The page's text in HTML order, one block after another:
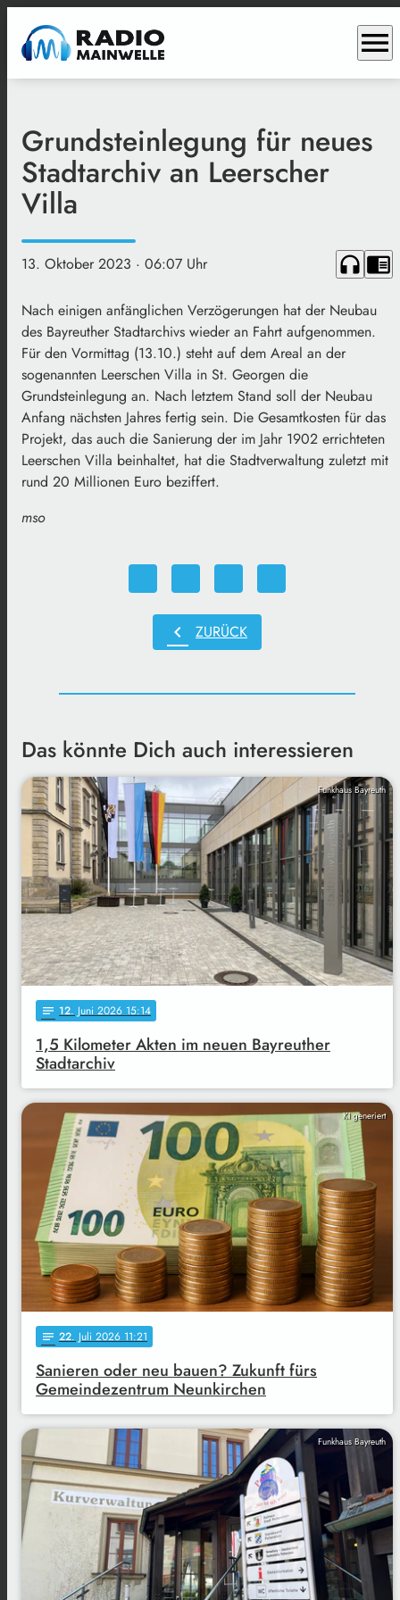
menu
Grundsteinlegung für neues
Stadtarchiv an Leerscher
Villa
13. Oktober 2023 · 06:07 Uhr headphones chrome_reader_mode
Nach einigen anfänglichen Verzögerungen hat der Neubau
des Bayreuther Stadtarchivs wieder an Fahrt aufgenommen.
Für den Vormittag (13.10.) steht auf dem Areal an der
sogenannten Leerschen Villa in St. Georgen die
Grundsteinlegung an. Nach letztem Stand soll der Neubau
Anfang nächsten Jahres fertig sein. Die Gesamtkosten für das
Projekt, das auch die Sanierung der im Jahr 1902 errichteten
Leerschen Villa beinhaltet, hat die Stadtverwaltung zuletzt mit
rund 20 Millionen Euro beziffert.
mso
chevron_left ZURÜCK
Das könnte Dich auch interessieren
Funkhaus Bayreuth
notes 12. Juni 2026 15:14
1,5 Kilometer Akten im neuen Bayreuther
Stadtarchiv
KI generiert
notes 22. Juli 2026 11:21
Sanieren oder neu bauen? Zukunft fürs
Gemeindezentrum Neunkirchen
Funkhaus Bayreuth